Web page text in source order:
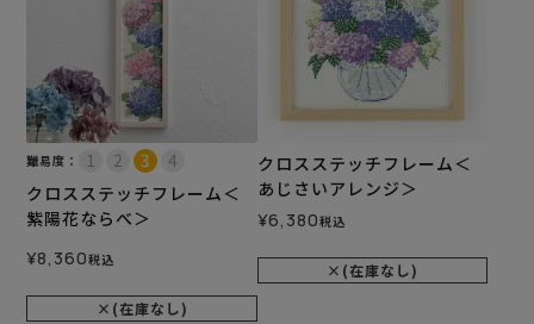
難易度：
クロスステッチフレーム＜
紫陽花ならべ＞
¥8,360税込
×(在庫なし)
クロスステッチフレーム＜
あじさいアレンジ＞
¥6,380税込
×(在庫なし)